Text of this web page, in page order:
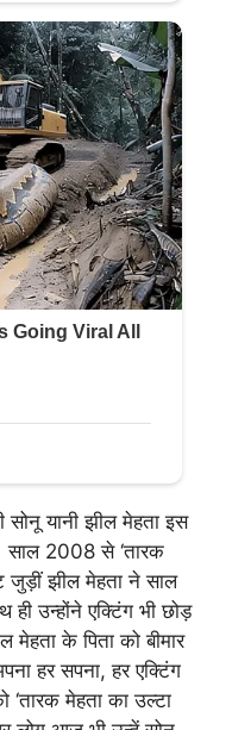
सोनू यानी झील मेहता इस
साल 2008 से ‘तारक
जुड़ीं झील मेहता ने साल
उन्होंने एक्टिंग भी छोड़
के पिता को बीमार
हर सपना, हर एक्टिंग
‘तारक मेहता का उल्टा